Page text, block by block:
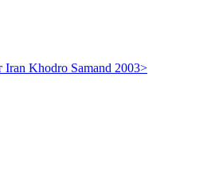
Khodro Samand 2003>